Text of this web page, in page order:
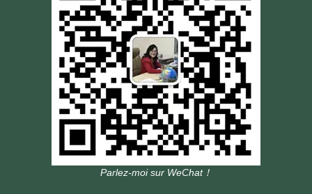
Parlez-moi sur WeChat！